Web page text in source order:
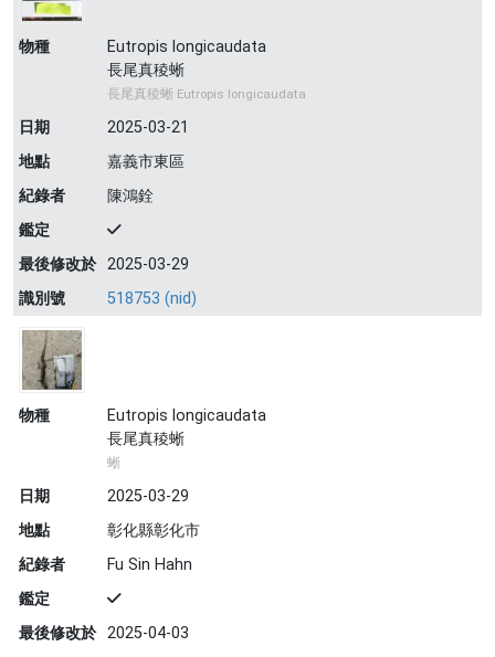
物種
Eutropis longicaudata
長尾真稜蜥
長尾真稜蜥 Eutropis longicaudata
日期
2025-03-21
地點
嘉義市東區
紀錄者
陳鴻銓
鑑定
最後修改於 2025-03-29
識別號
518753 (nid)
物種
Eutropis longicaudata
長尾真稜蜥
蜥
日期
2025-03-29
地點
彰化縣彰化市
紀錄者
Fu Sin Hahn
鑑定
最後修改於 2025-04-03